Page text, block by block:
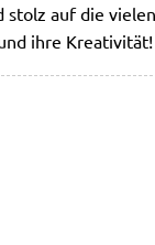
stolz auf die
ihre Kreativität!